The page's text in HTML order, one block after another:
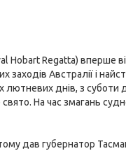
Hobart Regatta) вперше
заходів Австралії і
лютневих днів, з суботи
На час змагань
дав губернатор